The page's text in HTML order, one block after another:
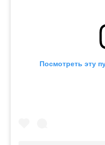
Посмотреть эту